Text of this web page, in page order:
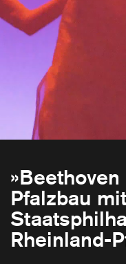
Pfalzbau
Rheinland-